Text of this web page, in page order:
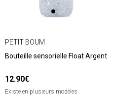
PETIT BOUM
Bouteille sensorielle Float Argent
12.90€
Existe en plusieurs modèles